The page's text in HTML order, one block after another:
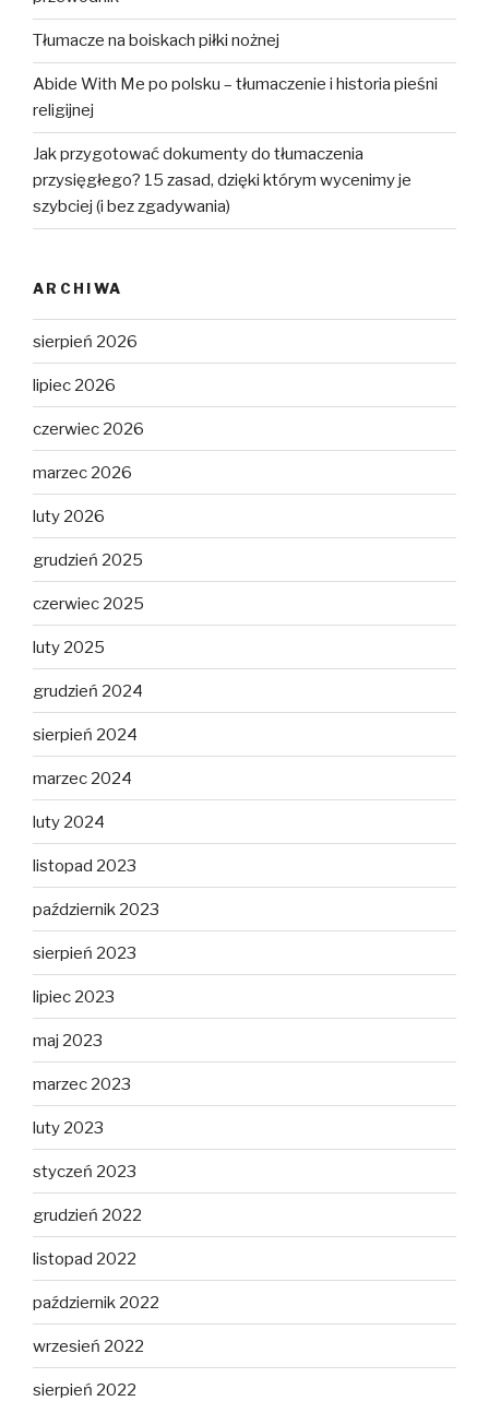
Tłumacze na boiskach piłki nożnej
Abide With Me po polsku – tłumaczenie i historia pieśni
religijnej
Jak przygotować dokumenty do tłumaczenia
przysięgłego? 15 zasad, dzięki którym wycenimy je
szybciej (i bez zgadywania)
ARCHIWA
sierpień 2026
lipiec 2026
czerwiec 2026
marzec 2026
luty 2026
grudzień 2025
czerwiec 2025
luty 2025
grudzień 2024
sierpień 2024
marzec 2024
luty 2024
listopad 2023
październik 2023
sierpień 2023
lipiec 2023
maj 2023
marzec 2023
luty 2023
styczeń 2023
grudzień 2022
listopad 2022
październik 2022
wrzesień 2022
sierpień 2022